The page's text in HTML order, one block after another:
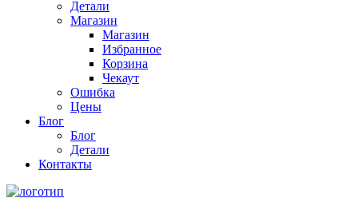
Детали
Магазин
Магазин
Избранное
Корзина
Чекаут
Ошибка
Цены
Блог
Блог
Детали
Контакты